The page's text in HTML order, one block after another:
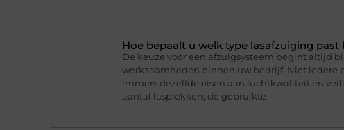
Hoe bepaalt u welk type lasafzuiging
De keuze voor een afzuigsysteem begint altijd
werkzaamheden binnen uw bedrijf. Niet iedere
immers dezelfde eisen aan luchtkwaliteit en
aantal lasplekken, de gebruikte